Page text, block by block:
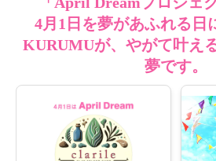
4月1日を夢があふれる日
KURUMUが、やがて叶え
夢です。